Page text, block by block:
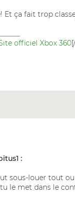
Et ça fait trop
officiel Xbox 360
:
sous-louer tout
le met dans le